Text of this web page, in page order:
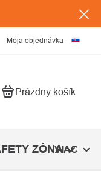
Moja objednávka
Nákupný košík
Prázdny košík
ZÓNAVIAC